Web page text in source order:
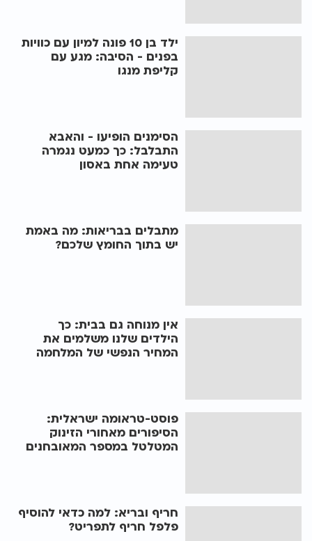
ילד בן 10 פונה למיון עם כוויות
בפנים - הסיבה: מגע עם
קליפת מנגו
הסימנים הופיעו - והאבא
התבלבל: כך כמעט נגמרה
טעימה אחת באסון
מתבלים בבריאות: מה באמת
יש בתוך החומץ שלכם?
אין מנוחה גם בבית: כך
הילדים שלנו משלמים את
המחיר הנפשי של המלחמה
פוסט-טראומה ישראלית:
הסיפורים מאחורי הזינוק
המטלטל במספר המאובחנים
חריף ובריא: למה כדאי להוסיף
פלפל חריף לתפריט?